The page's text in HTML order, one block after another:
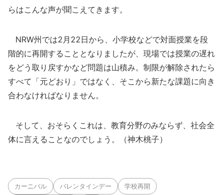
らはこんな声が聞こえてきます。
NRW州では2月22日から、小学校などで対面授業を段
階的に再開することとなりましたが、現場では授業の遅れ
をどう取り戻すかなど問題は山積み。制限が解除されたら
すべて「元どおり」ではなく、そこから新たな課題に向き
合わなければなりません。
そして、おそらくこれは、教育分野のみならず、社会全
体に言えることなのでしょう。（神木桃子）
カーニバル バレンタインデー 学校再開